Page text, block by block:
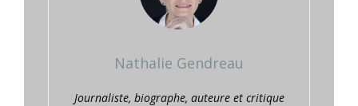
Nathalie Gendreau
Journaliste, biographe, auteure et critique